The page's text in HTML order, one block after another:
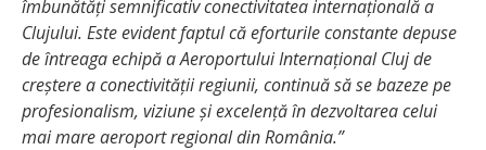
îmbunătăți semnificativ conectivitatea internațională a
Clujului. Este evident faptul că eforturile constante depuse
de întreaga echipă a Aeroportului Internațional Cluj de
creștere a conectivității regiunii, continuă să se bazeze pe
profesionalism, viziune și excelență în dezvoltarea celui
mai mare aeroport regional din România.”